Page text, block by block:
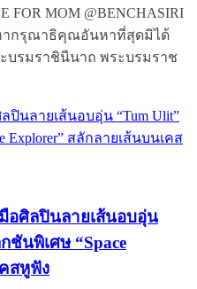
FOR MOM @BENCHASIRI
ากรุณาธิคุณอันหาที่สุดมิได้
บรมราชินีนาถ พระบรมราช
อศิลปินลายเส้นอบอุ่น
ชันพิเศษ “Space
สหูฟัง